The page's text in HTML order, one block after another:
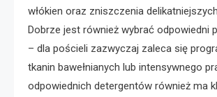
włókien oraz zniszczenia
Dobrze jest również wybrać odpowiedni
– dla pościeli zazwyczaj zaleca się
tkanin bawełnianych lub intensywnego
odpowiednich detergentów również ma